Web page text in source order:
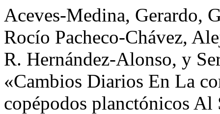
Aceves-Medina, Gerardo,
Rocío Pacheco-Chávez,
R. Hernández-Alonso, y
«Cambios Diarios En La
copépodos planctónicos Al